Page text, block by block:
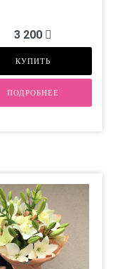
3 200
КУПИТЬ
ПОДРОБНЕЕ